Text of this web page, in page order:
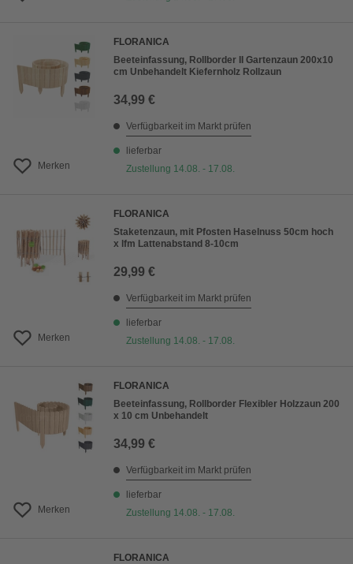
Merken
FLORANICA
Beeteinfassung, Rollborder II Gartenzaun 200x10
cm Unbehandelt Kiefernholz Rollzaun
34,99 €
Verfügbarkeit im Markt prüfen
lieferbar
Zustellung 14.08. - 17.08.
Merken
FLORANICA
Staketenzaun, mit Pfosten Haselnuss 50cm hoch
x lfm Lattenabstand 8-10cm
29,99 €
Verfügbarkeit im Markt prüfen
lieferbar
Zustellung 14.08. - 17.08.
Merken
FLORANICA
Beeteinfassung, Rollborder Flexibler Holzzaun 200
x 10 cm Unbehandelt
34,99 €
Verfügbarkeit im Markt prüfen
lieferbar
Zustellung 14.08. - 17.08.
FLORANICA